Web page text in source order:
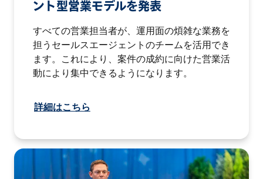
ント型営業モデルを発表
すべての営業担当者が、運用面の煩雑な業務を
担うセールスエージェントのチームを活用でき
ます。これにより、案件の成約に向けた営業活
動により集中できるようになります。
詳細はこちら